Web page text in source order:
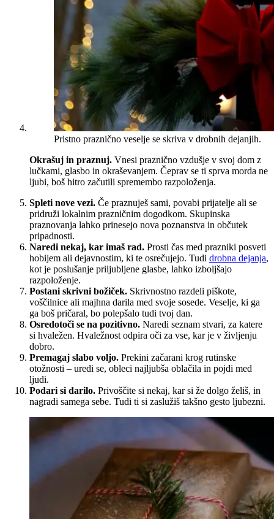
Pristno praznično veselje se skriva v drobnih dejanjih.
Okrašuj in praznuj. Vnesi praznično vzdušje v svoj dom z
lučkami, glasbo in okraševanjem. Čeprav se ti sprva morda ne
ljubi, boš hitro začutili spremembo razpoloženja.
Spleti nove vezi. Če praznuješ sami, povabi prijatelje ali se
pridruži lokalnim prazničnim dogodkom. Skupinska
praznovanja lahko prinesejo nova poznanstva in občutek
pripadnosti.
Naredi nekaj, kar imaš rad. Prosti čas med prazniki posveti
hobijem ali dejavnostim, ki te osrečujejo. Tudi drobna dejanja,
kot je poslušanje priljubljene glasbe, lahko izboljšajo
razpoloženje.
Postani skrivni božiček. Skrivnostno razdeli piškote,
voščilnice ali majhna darila med svoje sosede. Veselje, ki ga
ga boš pričaral, bo polepšalo tudi tvoj dan.
Osredotoči se na pozitivno. Naredi seznam stvari, za katere
si hvaležen. Hvaležnost odpira oči za vse, kar je v življenju
dobro.
Premagaj slabo voljo. Prekini začarani krog rutinske
otožnosti – uredi se, obleci najljubša oblačila in pojdi med
ljudi.
Podari si darilo. Privoščite si nekaj, kar si že dolgo želiš, in
nagradi samega sebe. Tudi ti si zaslužiš takšno gesto ljubezni.